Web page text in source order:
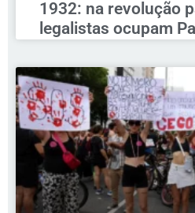
1932: na revolução
legalistas ocupam